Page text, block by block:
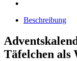
Beschreibung
Täfelchen als